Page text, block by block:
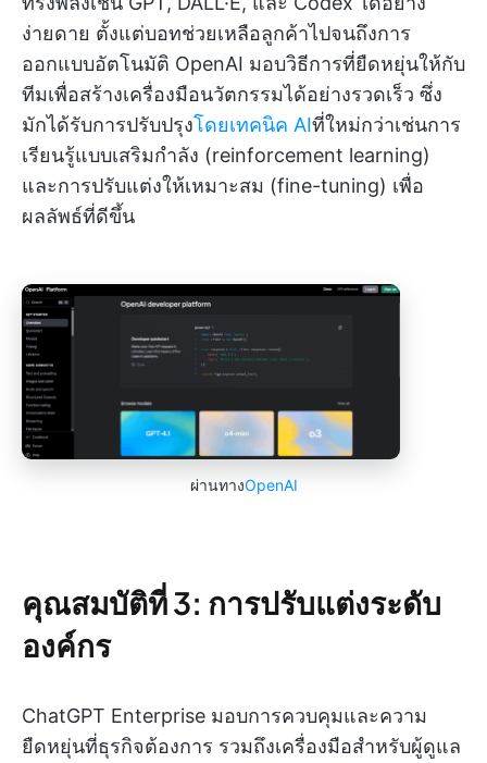
ง่ายดาย ตั้งแต่บอทช่วยเหลือลูกค้าไปจนถึงการ
ออกแบบอัตโนมัติ OpenAI มอบวิธีการที่ยืดหยุ่นให้กับ
ทีมเพื่อสร้างเครื่องมือนวัตกรรมได้อย่างรวดเร็ว ซึ่ง
มักได้รับการปรับปรุงโดยเทคนิค AIที่ใหม่กว่าเช่นการ
เรียนรู้แบบเสริมกำลัง (reinforcement learning)
และการปรับแต่งให้เหมาะสม (fine-tuning) เพื่อ
ผลลัพธ์ที่ดีขึ้น
ผ่านทางOpenAI
คุณสมบัติที่ 3: การปรับแต่งระดับ
องค์กร
ChatGPT Enterprise มอบการควบคุมและความ
ยืดหยุ่นที่ธุรกิจต้องการ รวมถึงเครื่องมือสำหรับผู้ดูแล